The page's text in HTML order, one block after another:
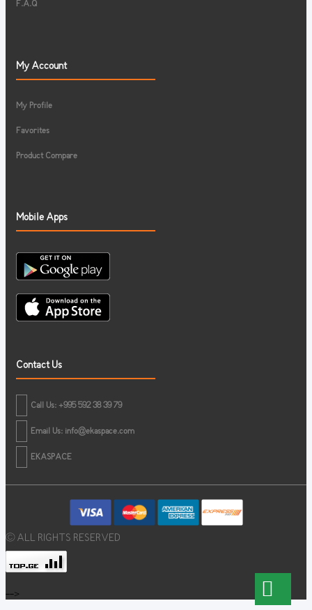
F.A.Q
My Account
My Profile
Favorites
Product Compare
Mobile Apps
Contact Us
Call Us: +995 592 38 39 79
Email Us: info@ekaspace.com
EKASPACE
© ALL RIGHTS RESERVED
-->